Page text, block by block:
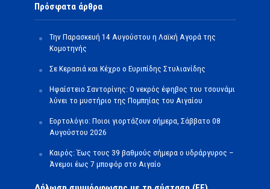
Πρόσφατα άρθρα
Την Παρασκευή 14 Αυγούστου η Λαϊκή Αγορά της
Κομοτηνής
Σε Κερασιά και Κέχρο ο Ευριπίδης Στυλιανίδης
Ηφαίστειο Σαντορίνης: Ο νεκρός έφηβος του τσουνάμι
λύνει το μυστήριο της Πομπηίας του Αιγαίου
Εορτολόγιο: Ποιοι γιορτάζουν σήμερα, Σάββατο 08
Αυγούστου 2026
Καιρός: Έως τους 39 βαθμούς σήμερα ο υδράργυρος –
Άνεμοι έως 7 μποφόρ στο Αιγαίο